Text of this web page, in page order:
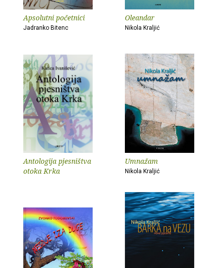
Apsolutni početnici
Jadranko Bitenc
Oleandar
Nikola Kraljić
Antologija pjesništva
otoka Krka
Umnažam
Nikola Kraljić